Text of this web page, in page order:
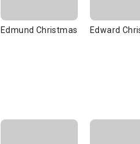
Edmund Christmas Edward